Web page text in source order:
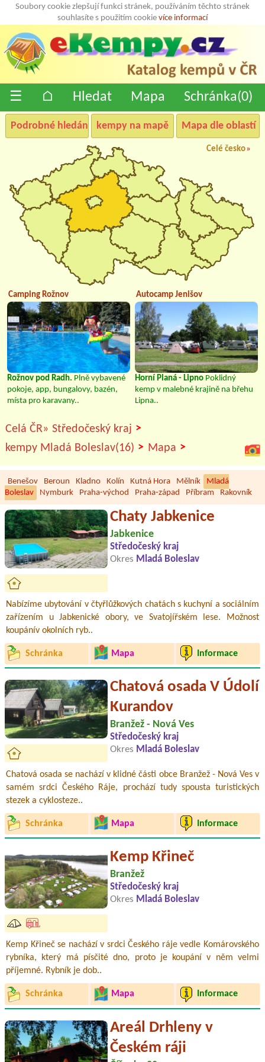
Soubory cookie zlepšují funkci stránek, používáním těchto stránek
souhlasíte s použitím cookie více informací
☰ ⌂ Hledat Mapa Schránka(0)
Podrobné hledání kempy na mapě Mapa dle oblastí
Celé česko»
Camping Rožnov
Rožnov pod Radh. Plně vybavené
pokoje, app, bungalovy, bazén,
místa pro karavany..
Autocamp Jenišov
Horní Planá - Lipno Poklidný
kemp v malebné krajině na břehu
Lipna..
Celá ČR» Středočeský kraj >
kempy Mladá Boleslav(16) > Mapa >
Benešov Beroun Kladno Kolín Kutná Hora Mělník
Mladá
Boleslav
Nymburk Praha-východ Praha-západ Příbram Rakovník
Chaty Jabkenice
Jabkenice
Středočeský kraj
Okres Mladá Boleslav
Nabízíme ubytování v čtyřlůžkových chatách s kuchyní a sociálním
zařízením u Jabkenické obory, ve Svatojířském lese. Možnost
koupánív okolních ryb..
Schránka Mapa Informace
Chatová osada V Údolí
Kurandov
Branžež - Nová Ves
Středočeský kraj
Okres Mladá Boleslav
Chatová osada se nachází v klidné části obce Branžež - Nová Ves v
samém srdci Českého Ráje, prochází tudy spousta turistických
stezek a cyklosteze..
Schránka Mapa Informace
Kemp Křineč
Branžež
Středočeský kraj
Okres Mladá Boleslav
Kemp Křineč se nachází v srdci Českého ráje vedle Komárovského
rybníka, který má písčité dno, proto je koupání v něm velmi
příjemné. Rybník je dob..
Schránka Mapa Informace
Areál Drhleny v
Českém ráji